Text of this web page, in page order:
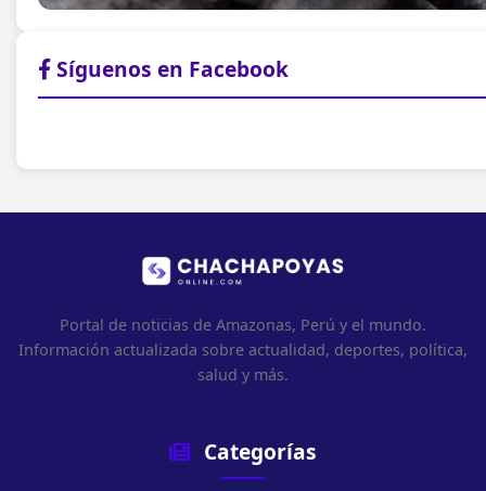
Síguenos en Facebook
Portal de noticias de Amazonas, Perú y el mundo.
Información actualizada sobre actualidad, deportes, política,
salud y más.
Categorías